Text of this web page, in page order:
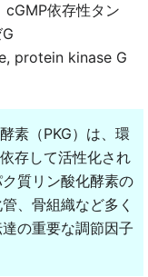
cGMP依存性タン
protein kinase G
素（PKG）は、環
存して活性化され
質リン酸化酵素の
、骨組織など多く
の重要な調節因子